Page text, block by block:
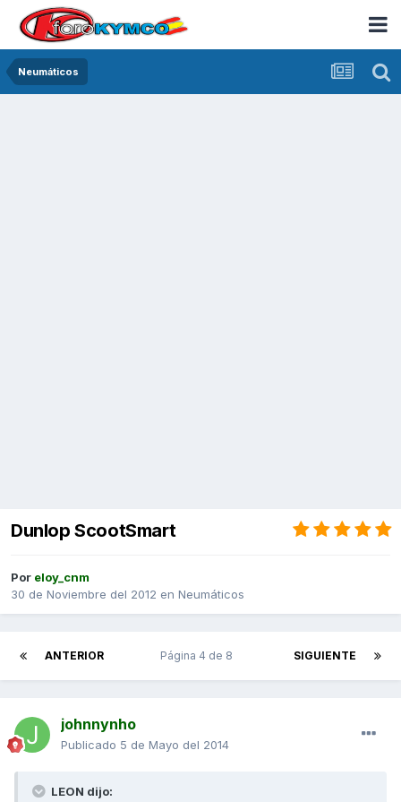
Neumáticos
Dunlop ScootSmart
Por eloy_cnm
30 de Noviembre del 2012 en Neumáticos
ANTERIOR SIGUIENTE
Página 4 de 8
johnnynho
Publicado 5 de Mayo del 2014
LEON dijo: